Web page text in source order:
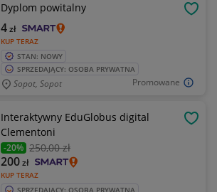
Promowane
Dyplom powitalny
KUP TERAZ
4zł
STAN: NOWY
SPRZEDAJĄCY: OSOBA PRYWATNA
Sopot, Sopot
Interaktywny EduGlobus digital
Clementoni
-20% 250,00 zł
KUP TERAZ
200zł
SPRZEDAJĄCY: OSOBA PRYWATNA